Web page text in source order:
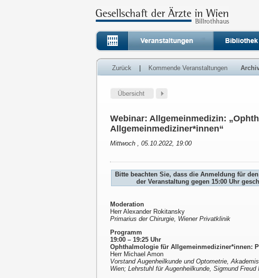
Zurück Kommende Veranstaltungen
Webinar: Allgemeinmedizin:
Allgemeinmediziner*innen“
Mittwoch , 05.10.2022, 19:00
Bitte beachten Sie, dass die Anmeldung für
der Veranstaltung gegen 15:00 Uhr
Moderation
Herr Alexander Rokitansky
Primarius der Chirurgie, Wiener Privatklinik
Programm
19:00 – 19:25 Uhr
Ophthalmologie für Allgemeinmediziner*innen:
Herr Michael Amon
Vorstand Augenheilkunde und Optometrie,
Wien; Lehrstuhl für Augenheilkunde, Sigmund